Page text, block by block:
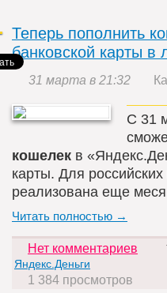
Теперь пополнить
банковской карты
31 марта в 21:32
С 31
кошелек в
карты. Для
реализована еще
Читать полностью →
Нет комментариев
Яндекс.Деньги
1 384 просмотров